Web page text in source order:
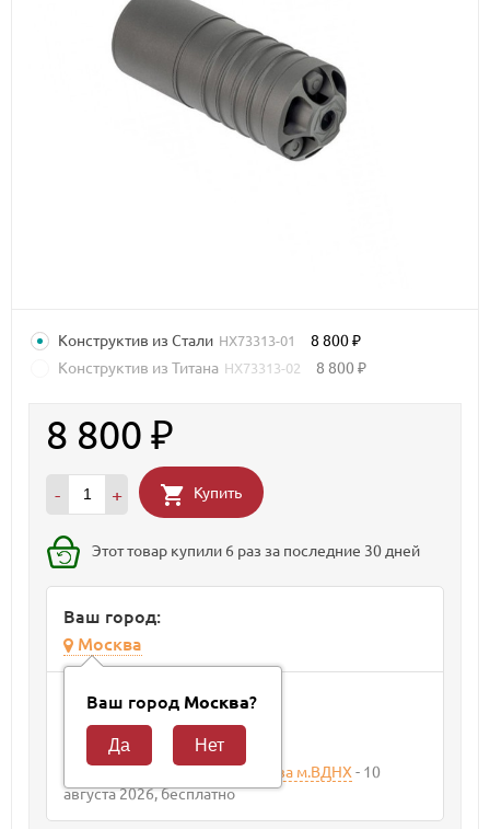
Конструктив из Стали HX73313-01 8 800
Конструктив из Титана HX73313-02 8 800
8 800
- + Купить
Этот товар купили 6 раз за последние 30 дней
Ваш город:
Москва
Ваш город Москва?
Способ доставки
Курьер 10 августа 2026 400
Самовывоз из магазина Москва м.ВДНХ
10
августа 2026
Бесплатно